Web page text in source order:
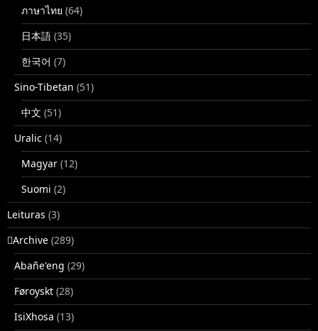
ภาษาไทย (64)
日本語 (35)
한국어 (7)
Sino-Tibetan (51)
中文 (51)
Uralic (14)
Magyar (12)
Suomi (2)
Leituras (3)
􏿽Archive (289)
Abañe'eng (29)
Føroyskt (28)
IsiXhosa (13)